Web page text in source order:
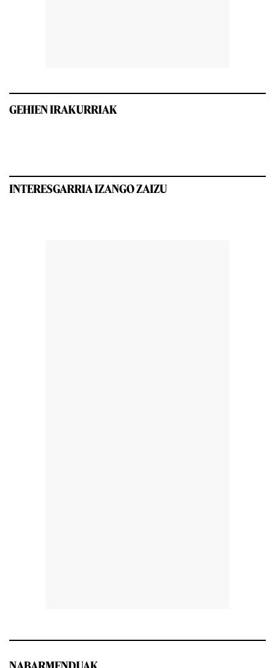
GEHIEN IRAKURRIAK
INTERESGARRIA IZANGO ZAIZU